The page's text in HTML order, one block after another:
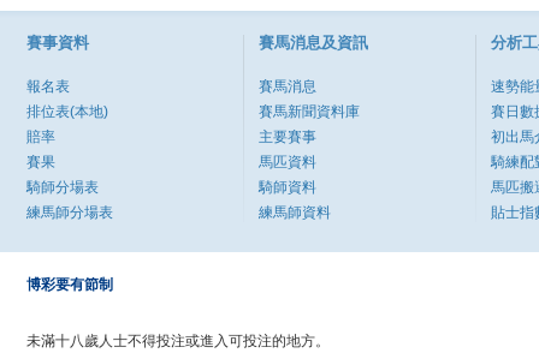
賽事資料
報名表
排位表(本地)
賠率
賽果
騎師分場表
練馬師分場表
賽馬消息及資訊
賽馬消息
賽馬新聞資料庫
主要賽事
馬匹資料
騎師資料
練馬師資料
分析
速勢能
賽日數
初出馬
騎練配
馬匹搬
貼士指
博彩要有節制
未滿十八歲人士不得投注或進入可投注的地方。